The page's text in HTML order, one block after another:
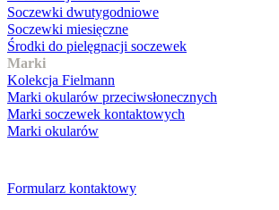
Soczewki dwutygodniowe
Soczewki miesięczne
Środki do pielęgnacji soczewek
Marki
Kolekcja Fielmann
Marki okularów przeciwsłonecznych
Marki soczewek kontaktowych
Marki okularów
Formularz kontaktowy